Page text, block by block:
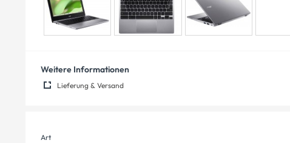
Weitere Informationen
Lieferung & Versand
Art